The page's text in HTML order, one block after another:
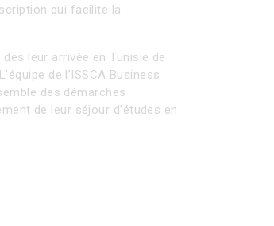
qui facilite la
leur arrivée en Tunisie de
de l’ISSCA Business
des démarches
de leur séjour d’études en